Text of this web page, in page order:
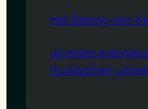
Het Belang van
Je eigen
thuisbatterij